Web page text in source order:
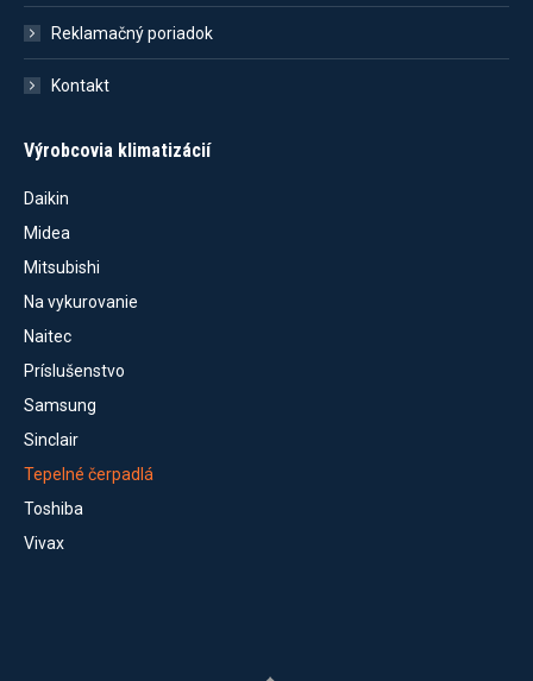
Reklamačný poriadok
Kontakt
Výrobcovia klimatizácií
Daikin
Midea
Mitsubishi
Na vykurovanie
Naitec
Príslušenstvo
Samsung
Sinclair
Tepelné čerpadlá
Toshiba
Vivax